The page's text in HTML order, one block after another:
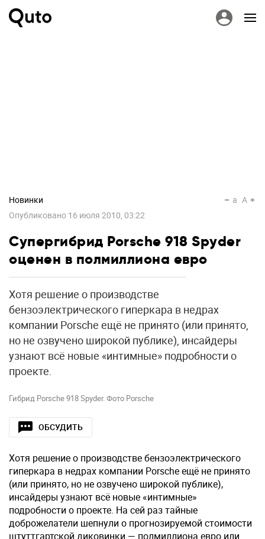
Новинки
Опубликовано 16 июля 2010, 03:22
a A
Супергибрид Porsche 918 Spyder
оценен в полмиллиона евро
Хотя решение о производстве
бензоэлектрического гиперкара в недрах
компании Porsche ещё не принято (или принято,
но не озвучено широкой публике), инсайдеры
узнают всё новые «интимные» подробности о
проекте.
Гибрид Porsche 918 Spyder. Фото Porsche
ОБСУДИТЬ
Хотя решение о производстве бензоэлектрического
гиперкара в недрах компании Porsche ещё не принято
(или принято, но не озвучено широкой публике),
инсайдеры узнают всё новые «интимные»
подробности о проекте. На сей раз тайные
доброжелатели шепнули о прогнозируемой стоимости
штуттгартской диковинки — полмиллиона евро или